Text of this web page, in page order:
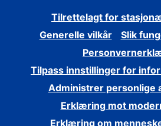
Tilrettelagt for
Generelle vilkår
Slik
Tilpass innstillinger for
Administrer personlige
Erklæring mot
Erklæring om